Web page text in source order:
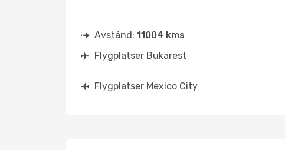
Avstånd: 11004 kms
Flygplatser Bukarest
Flygplatser Mexico City